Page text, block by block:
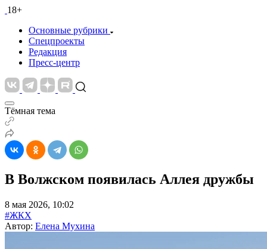
18+
Основные рубрики
Спецпроекты
Редакция
Пресс-центр
Тёмная тема
В Волжском появилась Аллея дружбы
8 мая 2026, 10:02
#ЖКХ
Автор: Елена Мухина